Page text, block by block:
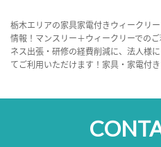
栃木エリアの家具家電付きウィークリ
情報！マンスリー＋ウィークリーでの
ネス出張・研修の経費削減に、法人様
てご利用いただけます！家具・家電付き